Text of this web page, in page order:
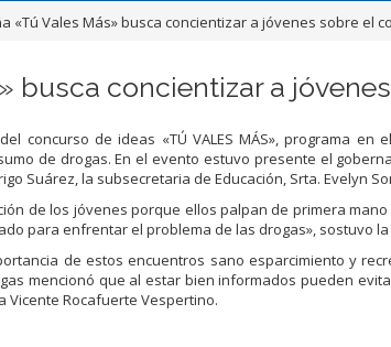
«Tú Vales Más» busca concientizar a jóvenes sobre el
busca concientizar a
concurso de ideas «TÚ VALES MÁS», programa
de drogas. En el evento estuvo presente el
Suárez, la subsecretaria de Educación, Srta. Evelyn
de los jóvenes porque ellos palpan de primera
para enfrentar el problema de las drogas», sostuvo
de estos encuentros sano esparcimiento y
mencionó que al estar bien informados pueden
Vicente Rocafuerte Vespertino.